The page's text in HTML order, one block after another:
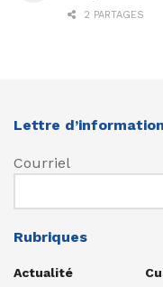
2 PARTAGES
Lettre d’information
Courriel
Rubriques
Actualité